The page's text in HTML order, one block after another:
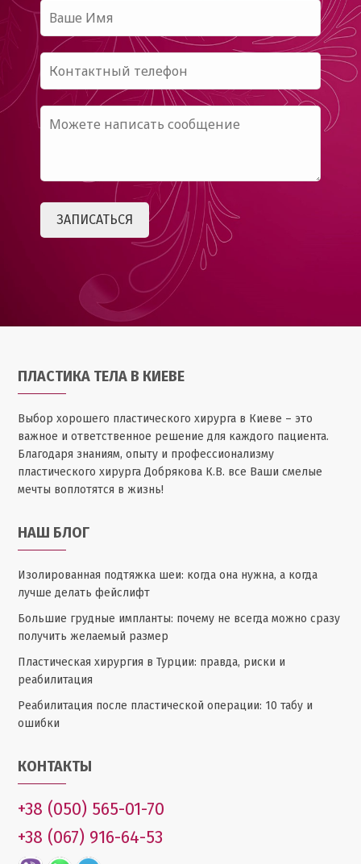
ПЛАСТИКА ТЕЛА В КИЕВЕ
Выбор хорошего пластического хирурга в Киеве – это
важное и ответственное решение для каждого пациента.
Благодаря знаниям, опыту и профессионализму
пластического хирурга Добрякова К.В. все Ваши смелые
мечты воплотятся в жизнь!
НАШ БЛОГ
Изолированная подтяжка шеи: когда она нужна, а когда
лучше делать фейслифт
Большие грудные импланты: почему не всегда можно сразу
получить желаемый размер
Пластическая хирургия в Турции: правда, риски и
реабилитация
Реабилитация после пластической операции: 10 табу и
ошибки
КОНТАКТЫ
+38 (050) 565-01-70
+38 (067) 916-64-53